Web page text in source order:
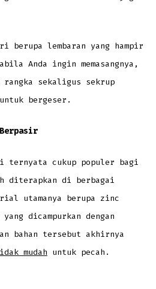
berupa lembaran yang hampir
Anda ingin memasangnya,
rangka sekaligus sekrup
bergeser.
ternyata cukup populer bagi
diterapkan di berbagai
utamanya berupa zinc
dicampurkan dengan
bahan tersebut akhirnya
mudah untuk pecah.